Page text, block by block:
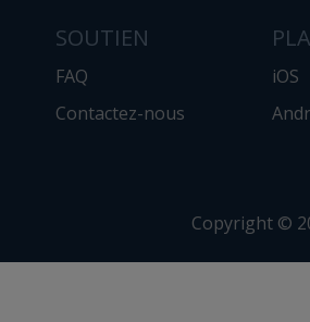
SOUTIEN
FAQ
Contactez-nous
iOS
Copyright ©